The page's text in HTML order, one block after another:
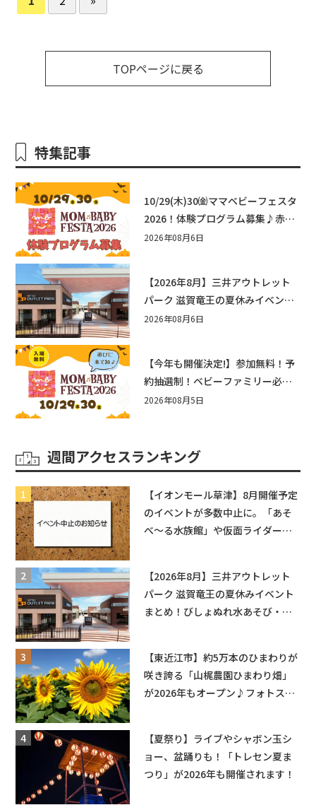
TOPページに戻る
特集記事
10/29(木)30㈮ママベビーフェスタ
2026！体験プログラム募集♪赤ち
ゃん向けイベントに出演しません
2026年08月6日
【2026年8月】三井アウトレット
パーク 滋賀竜王の夏休みイベント
まとめ！びしょぬれ水あそび・激
2026年08月6日
【今年も開催決定!】参加無料！予
約抽選制！ベビーファミリー必見
☆入場無料☆10/29(木)30(金)ママ
2026年08月5日
週間アクセスランキング
【イオンモール草津】8月開催予定
のイベントが多数中止に。「あそ
べ〜る水族館」や仮面ライダーシ
【2026年8月】三井アウトレット
パーク 滋賀竜王の夏休みイベント
まとめ！びしょぬれ水あそび・激
【東近江市】約5万本のひまわりが
咲き誇る「山梶農園ひまわり畑」
が2026年もオープン♪フォトスポ
【夏祭り】ライブやシャボン玉シ
ョー、盆踊りも！「トレセン夏ま
つり」が2026年も開催されます！